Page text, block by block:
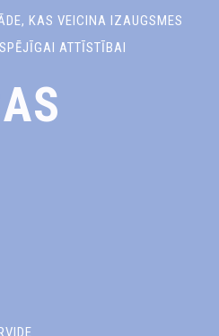
KAS VEICINA IZAUGSMES
ATTĪSTĪBAI